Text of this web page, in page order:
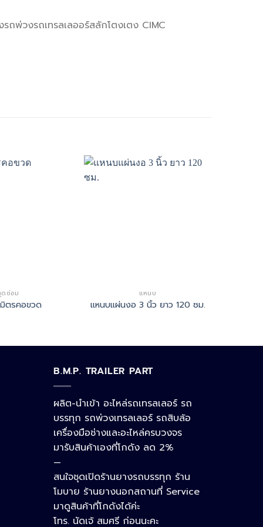
พ่วงรถเทรลเลออร์สลักโตงเตง CIMC
ดซ่อม
ตรคอขวด
แหนบ
แหนบแผ่นงอ 3 นิ้ว ยาว 120 ซม.
B.M.P. TRAILER PART
ผลิต-นำเข้า อะไหล่รถเทรลเลอร์ รถ
บรรทุก รถพ่วงเทรลเลอร์ รถสิบล้อ
เครื่องมือช่างและอะไหล่ครบวงจร
มารับสินค้าเองที่โกดัง ลด 2%
—
สนใจชุดเปิดร้านยางรถบรรทุก ร้าน
โมบาย ร้านยางนอกสถานที่ Service
มาดูสินค้าที่โกดังได้ค่ะ
โทร. นัดเจ้ สมศรี ก่อนนะคะ
Facebook Messenger